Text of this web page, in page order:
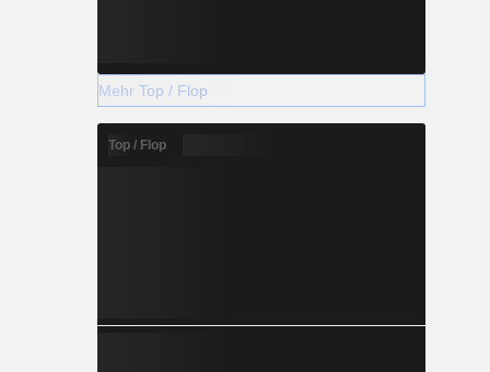
Mehr Top / Flop
Top / Flop